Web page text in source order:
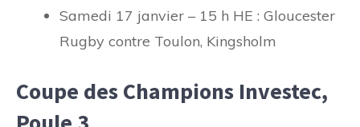
Samedi 17 janvier – 15 h HE : Gloucester
Rugby contre Toulon, Kingsholm
Coupe des Champions Investec,